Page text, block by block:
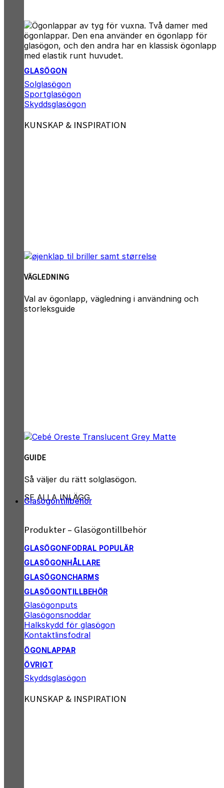
GLASÖGON
Solglasögon
Sportglasögon
Skyddsglasögon
KUNSKAP & INSPIRATION
VÄGLEDNING
Val av ögonlapp, vägledning i användning och
storleksguide
GUIDE
Så väljer du rätt solglasögon.
SE ALLA INLÄGG
Glasögontillbehör
Produkter – Glasögontillbehör
GLASÖGONFODRAL
GLASÖGONHÅLLARE
GLASÖGONCHARMS
GLASÖGONTILLBEHÖR
Glasögonputs
Glasögonsnoddar
Halkskydd för glasögon
Kontaktlinsfodral
ÖGONLAPPAR
ÖVRIGT
Skyddsglasögon
KUNSKAP & INSPIRATION